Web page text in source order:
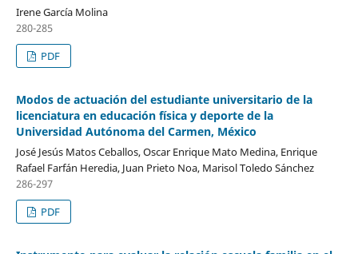
Irene García Molina
280-285
PDF
Modos de actuación del estudiante universitario de la
licenciatura en educación física y deporte de la
Universidad Autónoma del Carmen, México
José Jesús Matos Ceballos, Oscar Enrique Mato Medina, Enrique
Rafael Farfán Heredia, Juan Prieto Noa, Marisol Toledo Sánchez
286-297
PDF